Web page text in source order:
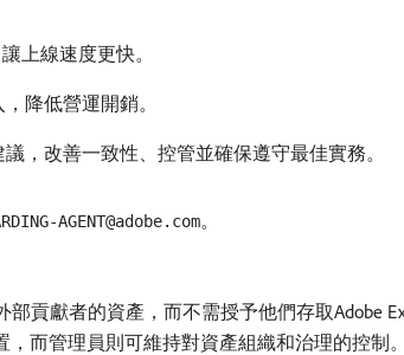
上線速度更快。
降低營運開銷。
，改善一致性、控管並確保遵守最佳實務。
AGENT@adobe.com。
貢獻者的資產，而不需授予他們存取Adobe
而管理員則可維持對資產組織和治理的控制。